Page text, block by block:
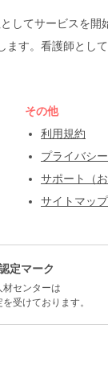
してサービスを開
す。看護師とし
その他
利用規約
プライバシ
サポート（お
サイトマップ
定マーク
センターは
受けております。